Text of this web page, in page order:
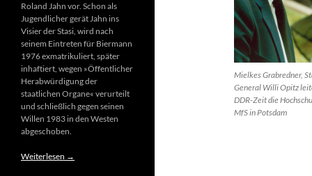
Mielkes Grabredner,
General Willi Opitz
DDR-Zeit die
MfS in Potsdam
Roland Jahn vor. Schon als
Jugendlicher gerät Jahn ins
Visier der Stasi, wird nach
seinem Eintreten für Biermann
1976 exmatrikuliert, später
inhaftiert, wegen »Öffentlicher
Herabwürdigung der
staatlichen Organe« verurteilt
und schließlich gegen seinen
Willen 1983 in den Westen
abgeschoben.
Weiterlesen →